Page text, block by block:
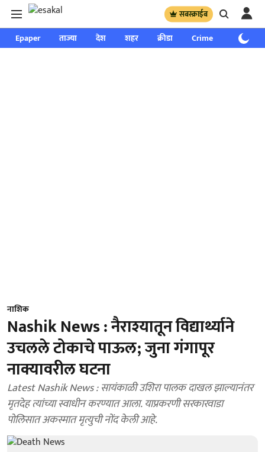
सबस्क्राईब
Epaper ताज्या देश शहर क्रीडा Crime साप्ताहिक
नाशिक
Nashik News : नैराश्यातून विद्यार्थ्याने
उचलले टोकाचे पाऊल; जुना गंगापूर
नाक्यावरील घटना
Latest Nashik News : सायंकाळी उशिरा पालक दाखल झाल्यानंतर
मृतदेह त्यांच्या स्वाधीन करण्यात आला. याप्रकरणी सरकारवाडा
पोलिसात अकस्मात मृत्युची नोंद केली आहे.